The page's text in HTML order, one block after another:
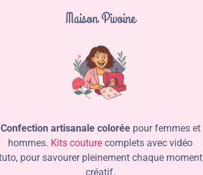
Maison Pivoine
Confection artisanale coloréepour femmes et
hommes. Kits couture complets avec vidéo
pour savourer pleinement chaque moment
créatif.